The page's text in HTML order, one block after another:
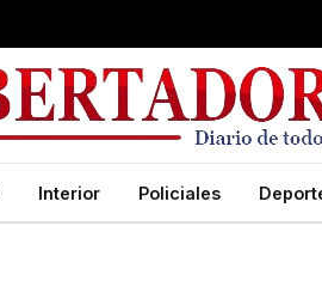
Interior Policiales